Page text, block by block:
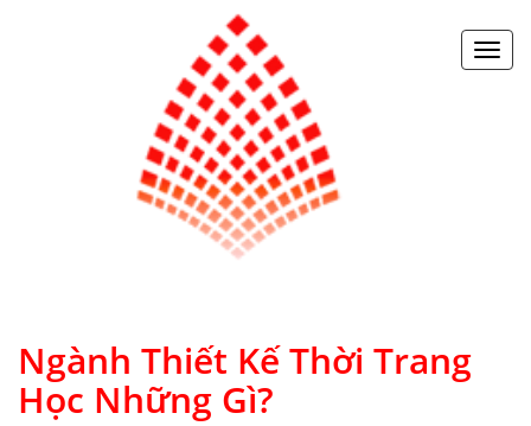
Ngành Thiết Kế Thời Trang
Học Những Gì?